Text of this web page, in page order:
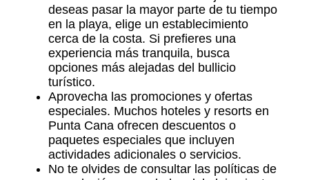
deseas pasar la mayor parte de tu tiempo
en la playa, elige un establecimiento
cerca de la costa. Si prefieres una
experiencia más tranquila, busca
opciones más alejadas del bullicio
turístico.
Aprovecha las promociones y ofertas
especiales. Muchos hoteles y resorts en
Punta Cana ofrecen descuentos o
paquetes especiales que incluyen
actividades adicionales o servicios.
No te olvides de consultar las políticas de